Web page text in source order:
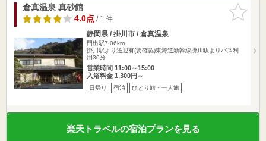
お気に入
りに追加
倉真温泉 真砂館
4.0点/ 1 件
静岡県 / 掛川市 / 倉真温泉
門出駅7.06km
掛川駅より送迎有(要確認)東海道新幹線掛川駅よりバス利
用30分
営業時間 11:00～15:00
入浴料金 1,300円～
日帰り 宿泊 ひとり旅・一人旅
楽天トラベルの宿泊プランを見る